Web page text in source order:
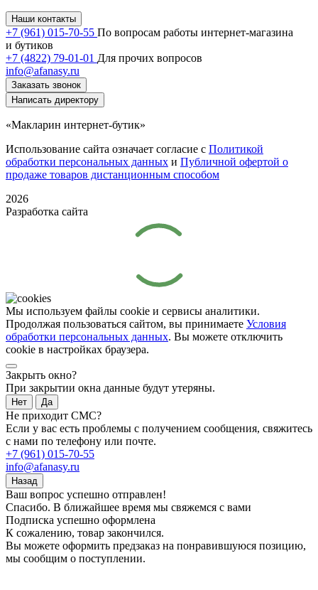
Наши контакты
+7 (961) 015-70-55 По вопросам работы интернет-магазина
и бутиков
+7 (4822) 79-01-01 Для прочих вопросов
info@afanasy.ru
Заказать звонок
Написать директору
«Макларин интернет-бутик»
Использование сайта означает согласие с Политикой
обработки персональных данных и Публичной офертой о
продаже товаров дистанционным способом
2026
Разработка сайта
Мы используем файлы cookie и сервисы аналитики.
Продолжая пользоваться сайтом, вы принимаете Условия
обработки персональных данных. Вы можете отключить
cookie в настройках браузера.
Закрыть окно?
При закрытии окна данные будут утеряны.
Нет Да
Не приходит СМС?
Если у вас есть проблемы с получением сообщения, свяжитесь
с нами по телефону или почте.
+7 (961) 015-70-55
info@afanasy.ru
Назад
Ваш вопрос успешно отправлен!
Спасибо. В ближайшее время мы свяжемся с вами
Подписка успешно оформлена
К сожалению, товар закончился.
Вы можете оформить предзаказ на понравившуюся позицию,
мы сообщим о поступлении.